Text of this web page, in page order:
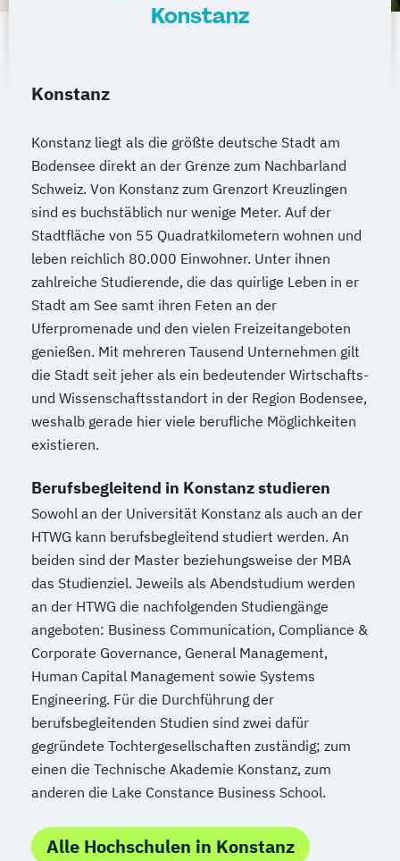
Marketing und digitale Medien
Medieninformatik Medienmanagement
Medizinische Informatik Medizintechnik
Modemanagement
Nachhaltiges Management
Online Marketing
Online Marketing (DE/EN)
Personalentwicklung
Personalmanagement
Personalmanagement (DE/EN) Pflege
Pflegemanagement Pflegepädagogik
Physiotherapie
Product Management (DE/EN)
Produktdesign
Psychologie
Public Management für
Verwaltungsfachangestellte
Public Relations und Kommunikation
Pädagogik Pädagogik für Bildung
Beratung und Personalentwicklung
Pädagogik
Bildungsberatung und Leitung
Robotics (DE/EN) Social Media
Softwareentwicklung (DE/EN)
Soziale Arbeit
Soziale Arbeit Schwerpunkt Kinder und
Jugendliche
Sozialmanagement
Sozialpädagogik und Inklusion
Konstanz
Konstanz
Konstanz liegt als die größte deutsche Stadt am
Bodensee direkt an der Grenze zum Nachbarland
Schweiz. Von Konstanz zum Grenzort Kreuzlingen
sind es buchstäblich nur wenige Meter. Auf der
Stadtfläche von 55 Quadratkilometern wohnen und
leben reichlich 80.000 Einwohner. Unter ihnen
zahlreiche Studierende, die das quirlige Leben in er
Stadt am See samt ihren Feten an der
Uferpromenade und den vielen Freizeitangeboten
genießen. Mit mehreren Tausend Unternehmen gilt
die Stadt seit jeher als ein bedeutender Wirtschafts-
und Wissenschaftsstandort in der Region Bodensee,
weshalb gerade hier viele berufliche Möglichkeiten
existieren.
Berufsbegleitend in Konstanz studieren
Sowohl an der Universität Konstanz als auch an der
HTWG kann berufsbegleitend studiert werden. An
beiden sind der Master beziehungsweise der MBA
das Studienziel. Jeweils als Abendstudium werden
an der HTWG die nachfolgenden Studiengänge
angeboten: Business Communication, Compliance &
Corporate Governance, General Management,
Human Capital Management sowie Systems
Engineering. Für die Durchführung der
berufsbegleitenden Studien sind zwei dafür
gegründete Tochtergesellschaften zuständig; zum
einen die Technische Akademie Konstanz, zum
anderen die Lake Constance Business School.
Alle Hochschulen in Konstanz